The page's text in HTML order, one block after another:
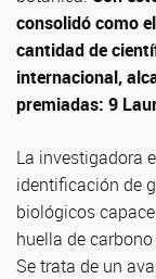
consolidó como
cantidad de
internacional,
premiadas: 9
La investigadora
identificación de
biológicos
huella de
Se trata de un